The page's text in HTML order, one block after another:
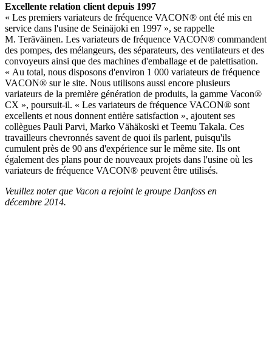
Excellente relation client depuis 1997
« Les premiers variateurs de fréquence VACON® ont été mis en
service dans l'usine de Seinäjoki en 1997 », se rappelle
M. Teräväinen. Les variateurs de fréquence VACON® commandent
des pompes, des mélangeurs, des séparateurs, des ventilateurs et des
convoyeurs ainsi que des machines d'emballage et de palettisation.
« Au total, nous disposons d'environ 1 000 variateurs de fréquence
VACON® sur le site. Nous utilisons aussi encore plusieurs
variateurs de la première génération de produits, la gamme Vacon®
CX », poursuit-il. « Les variateurs de fréquence VACON® sont
excellents et nous donnent entière satisfaction », ajoutent ses
collègues Pauli Parvi, Marko Vähäkoski et Teemu Takala. Ces
travailleurs chevronnés savent de quoi ils parlent, puisqu'ils
cumulent près de 90 ans d'expérience sur le même site. Ils ont
également des plans pour de nouveaux projets dans l'usine où les
variateurs de fréquence VACON® peuvent être utilisés.
Veuillez noter que Vacon a rejoint le groupe Danfoss en
décembre 2014.